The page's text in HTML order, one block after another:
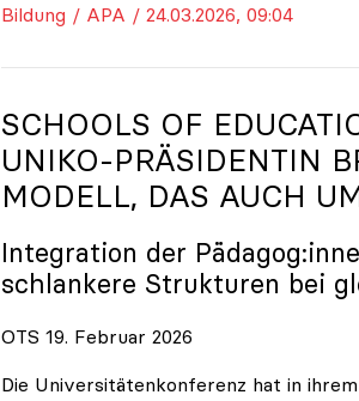
Bildung / APA / 24.03.2026, 09:04
SCHOOLS OF
UNIKO-PRÄSIDENTIN
MODELL, DAS AUCH
Integration der
schlankere Strukturen bei
OTS 19. Februar 2026
Die Universitätenkonferenz hat in